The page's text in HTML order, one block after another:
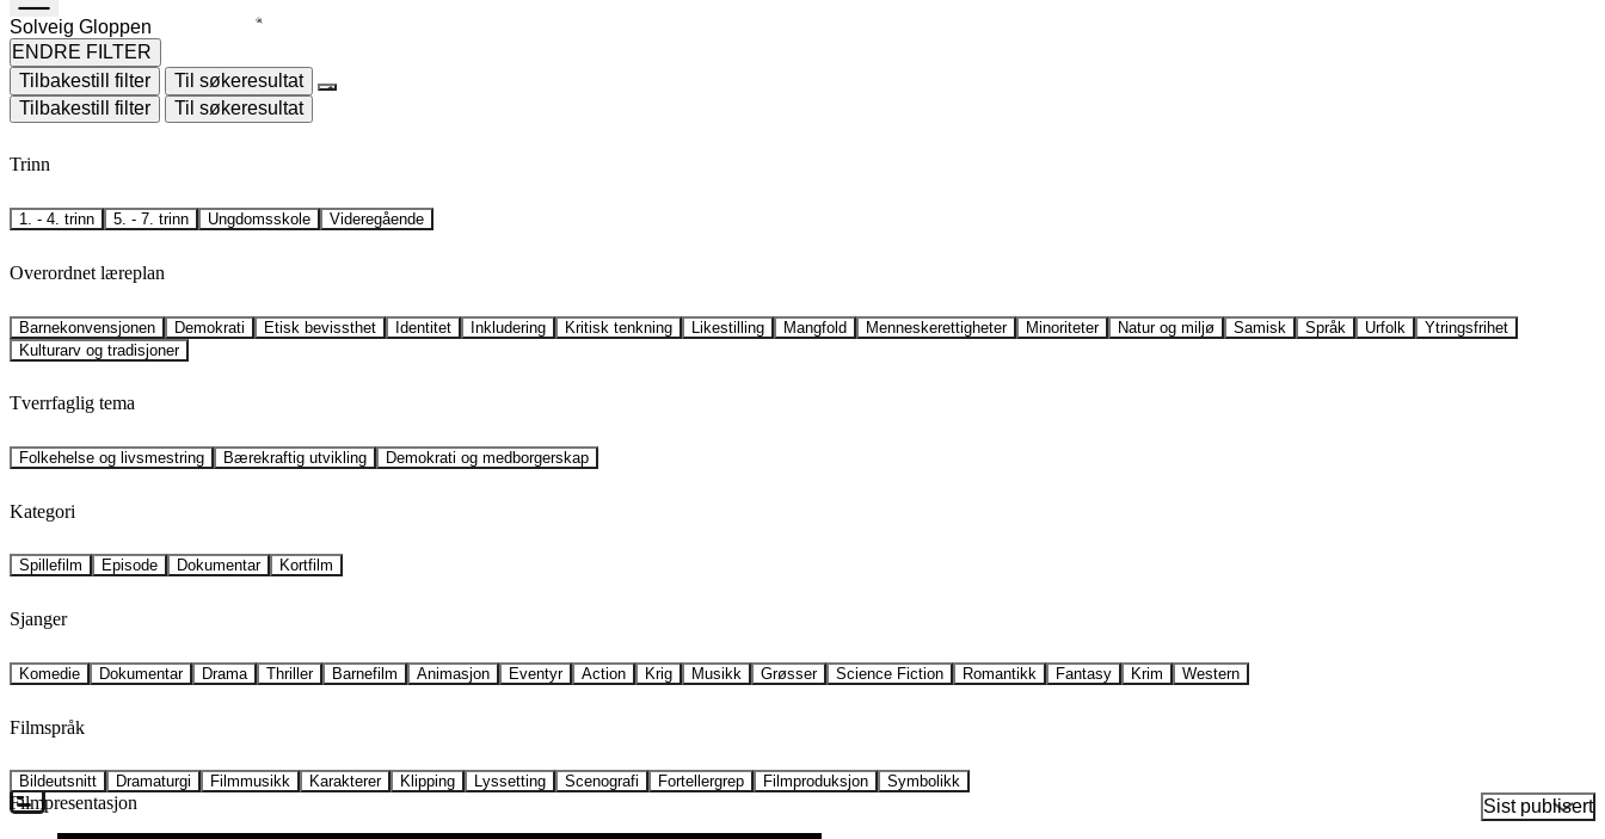
TOGGLE
MENU
ENDRE FILTER
Tilbakestill filter
Til søkeresultat
Tilbakestill filter
Til søkeresultat
Trinn
1. - 4. trinn 5. - 7. trinn Ungdomsskole Videregående
Overordnet læreplan
Barnekonvensjonen Demokrati Etisk bevissthet Identitet Inkludering Kritisk tenkning Likestilling Mangfold Menneskerettigheter Minoriteter Natur og miljø Samisk Språk Urfolk
Ytringsfrihet
Kulturarv og tradisjoner
Tverrfaglig tema
Folkehelse og livsmestring Bærekraftig utvikling Demokrati og medborgerskap
Kategori
Spillefilm Episode Dokumentar Kortfilm
Sjanger
Komedie Dokumentar Drama Thriller Barnefilm Animasjon Eventyr Action Krig Musikk Grøsser Science Fiction Romantikk Fantasy Krim Western
Filmspråk
Bildeutsnitt Dramaturgi Filmmusikk Karakterer Klipping Lyssetting Scenografi Fortellergrep Filmproduksjon Symbolikk
Sist publisert
Filmpresentasjon